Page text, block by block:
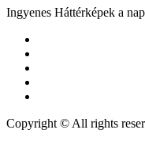
Ingyenes Háttérképek a
Copyright © All rights